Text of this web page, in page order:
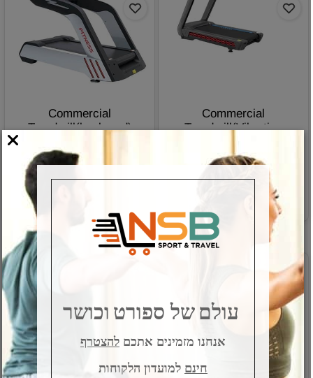
Commercial
Treadmill(Vibration
Commercial
Treadmill(keyborad)
NSB-5100B
עולם של ספורט וכושר
אנחנו מזמינים אתכם להצטרף
חינםלמועדון הלקוחות